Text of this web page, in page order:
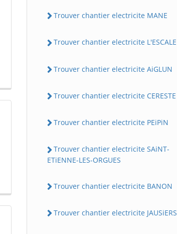
Trouver chantier electricite MANE
Trouver chantier electricite L'ESCALE
Trouver chantier electricite AiGLUN
Trouver chantier electricite CERESTE
Trouver chantier electricite PEiPiN
Trouver chantier electricite SAiNT-
ETiENNE-LES-ORGUES
Trouver chantier electricite BANON
Trouver chantier electricite JAUSiERS